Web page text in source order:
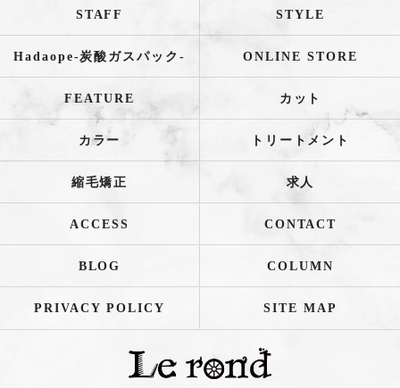
STAFF STYLE
Hadaope-炭酸ガスパック- ONLINE STORE
FEATURE カット
カラー トリートメント
縮毛矯正 求人
ACCESS CONTACT
BLOG COLUMN
PRIVACY POLICY SITE MAP